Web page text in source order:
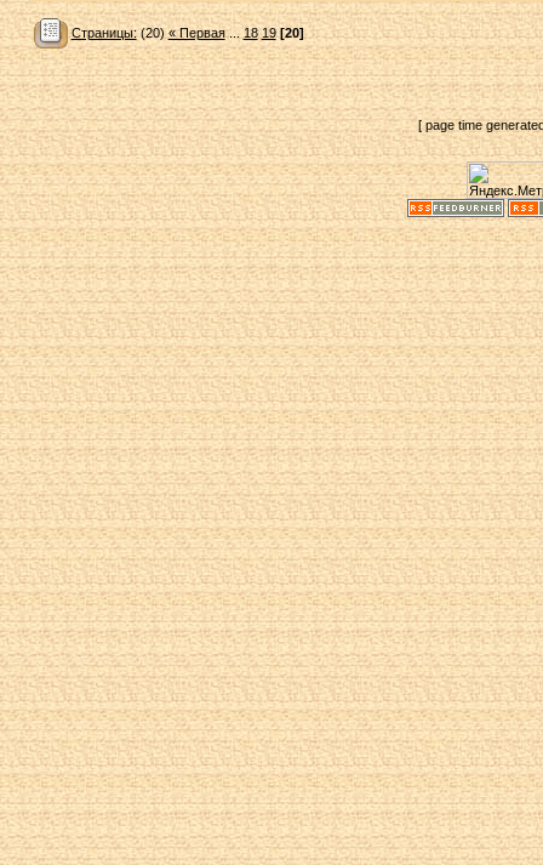
Страницы:(20)« Первая...18 19 [20]
[ page time